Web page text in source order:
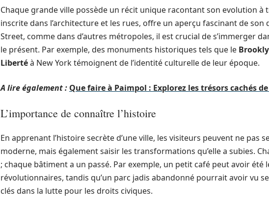
Chaque grande ville possède un récit unique racontant son evolution à
inscrite dans l’architecture et les rues, offre un aperçu fascinant de son
Street, comme dans d’autres métropoles, il est crucial de s’immerger
le présent. Par exemple, des monuments historiques tels que le
Libertéà New York témoignent de l’identité culturelle de leur époque.
A lire également : Que faire à Paimpol : Explorez les trésors cachés
L’importance de connaître l’histoire
En apprenant l’histoire secrète d’une ville, les visiteurs peuvent ne pas
moderne, mais également saisir les transformations qu’elle a subies.
; chaque bâtiment a un passé. Par exemple, un petit café peut avoir été
révolutionnaires, tandis qu’un parc jadis abandonné pourrait avoir vu
clés dans la lutte pour les droits civiques.